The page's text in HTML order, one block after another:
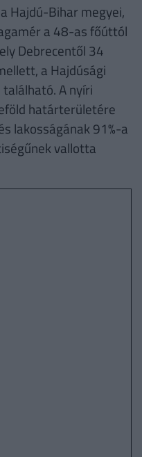
Hajdú-Bihar megyei,
a 48-as főúttól
Debrecentől 34
a Hajdúsági
A nyíri
határterületére
lakosságának 91%-a
vallotta